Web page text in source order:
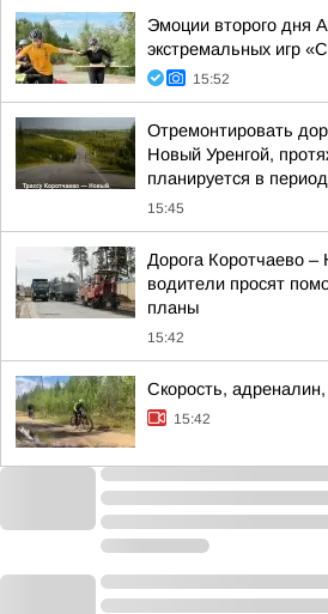
Эмоции второго дня
экстремальных игр
15:52
Отремонтировать
Новый Уренгой,
планируется в
15:45
Дорога Коротчаево –
водители просят
планы
15:42
Скорость, адреналин,
15:42